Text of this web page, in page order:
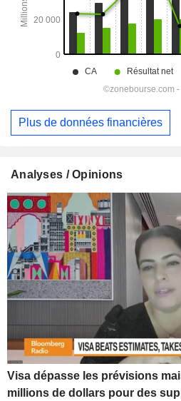
Plus de données financières
Analyses / Opinions
Visa dépasse les prévisions
millions de dollars pour des